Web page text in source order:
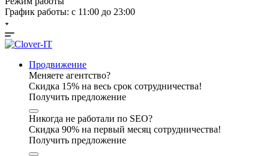
График работы: с 11:00 до 23:00
Продвижение
Меняете агентство?
Скидка 15% на весь срок сотрудничества!
Получить предложение
Никогда не работали по SEO?
Скидка 90% на первый месяц сотрудничества!
Получить предложение